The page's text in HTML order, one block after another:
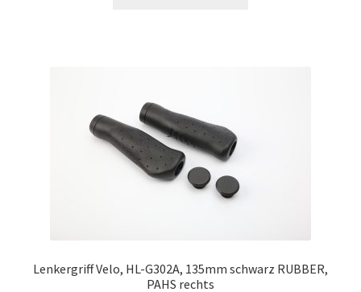
Lenkergriff Velo, HL-G302A, 135mm schwarz RUBBER,
PAHS rechts